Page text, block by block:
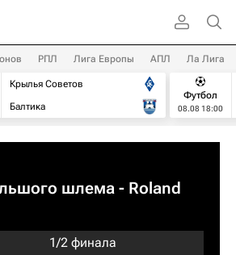
РПЛ Лига Европы АПЛ Ла Лига
Крылья Советов
Балтика
Футбол
08.08 18:00
шлема - Roland
1/2 финала